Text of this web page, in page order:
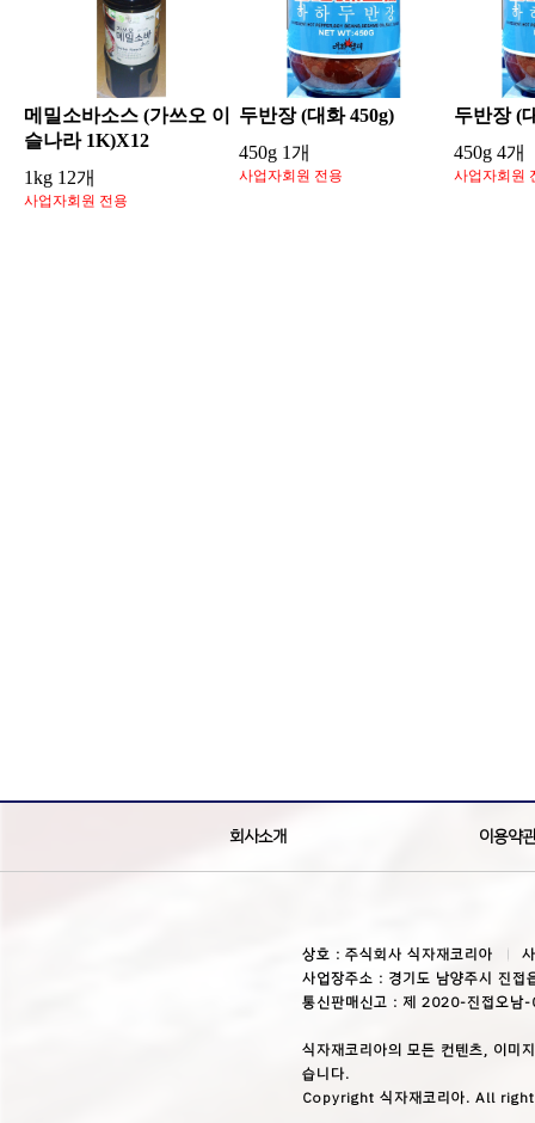
메밀소바소스 (가쓰오 이
슬나라 1K)X12
1kg 12개
사업자회원 전용
두반장 (대화 450g)
450g 1개
사업자회원 전용
두반장 (
450g 4개
사업자회원
회사소개 이용약
상호 : 주식회사 식자재코리아
사업장주소 : 경기도 남양주시 진
통신판매신고 : 제 2020-진접오남
식자재코리아의 모든 컨텐츠, 이미
습니다.
Copyright 식자재코리아. All